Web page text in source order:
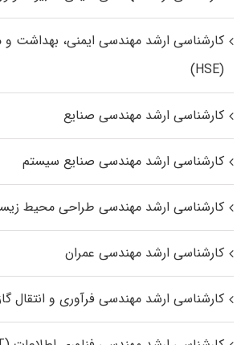
کارشناسی ارشد مهندسی ایمنی، بهداشت
(HSE)
کارشناسی ارشد مهندسی صنایع
کارشناسی ارشد مهندسی صنایع سیستم
کارشناسی ارشد مهندسی طراحی محیط
کارشناسی ارشد مهندسی عمران
کارشناسی ارشد مهندسی فرآوری و انتقال